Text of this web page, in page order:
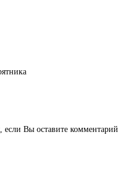
Вы оставите комментарий